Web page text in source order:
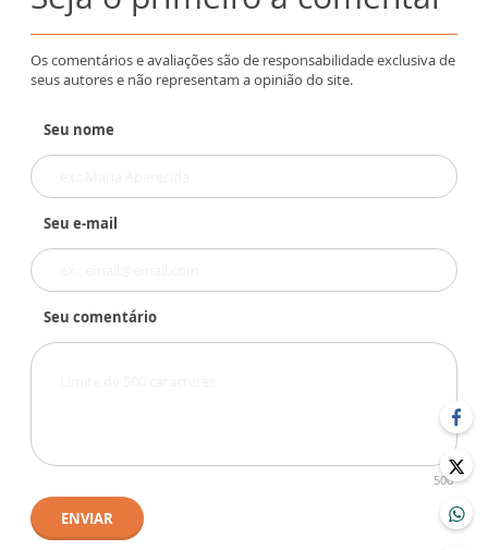
Os comentários e avaliações são de responsabilidade exclusiva de
seus autores e não representam a opinião do site.
Seu nome
Seu e-mail
Seu comentário
500
ENVIAR